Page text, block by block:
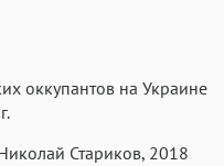
оккупантов на Украине
Стариков, 2018